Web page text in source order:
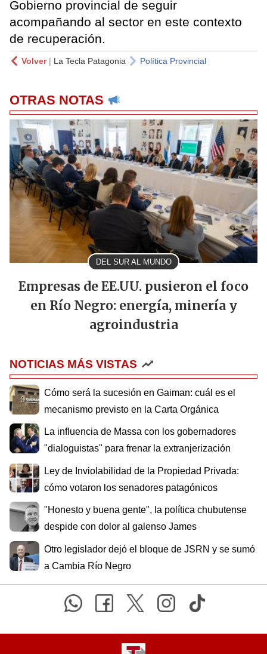
Gobierno provincial de seguir
acompañando al sector en este contexto
de recuperación.
Volver| La Tecla Patagonia Política Provincial
OTRAS NOTAS
DEL SUR AL MUNDO
Empresas de EE.UU. pusieron el foco
en Río Negro: energía, minería y
agroindustria
NOTICIAS MÁS VISTAS
Cómo será la sucesión en Gaiman: cuál es el
mecanismo previsto en la Carta Orgánica
La influencia de Massa con los gobernadores
"dialoguistas" para frenar la extranjerización
Ley de Inviolabilidad de la Propiedad Privada:
cómo votaron los senadores patagónicos
"Honesto y buena gente", la política chubutense
despide con dolor al galenso James
Otro legislador dejó el bloque de JSRN y se sumó
a Cambia Río Negro